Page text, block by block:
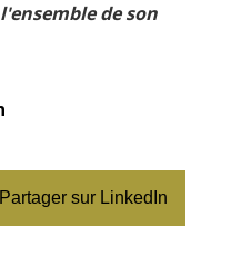
de son
Partager sur LinkedIn